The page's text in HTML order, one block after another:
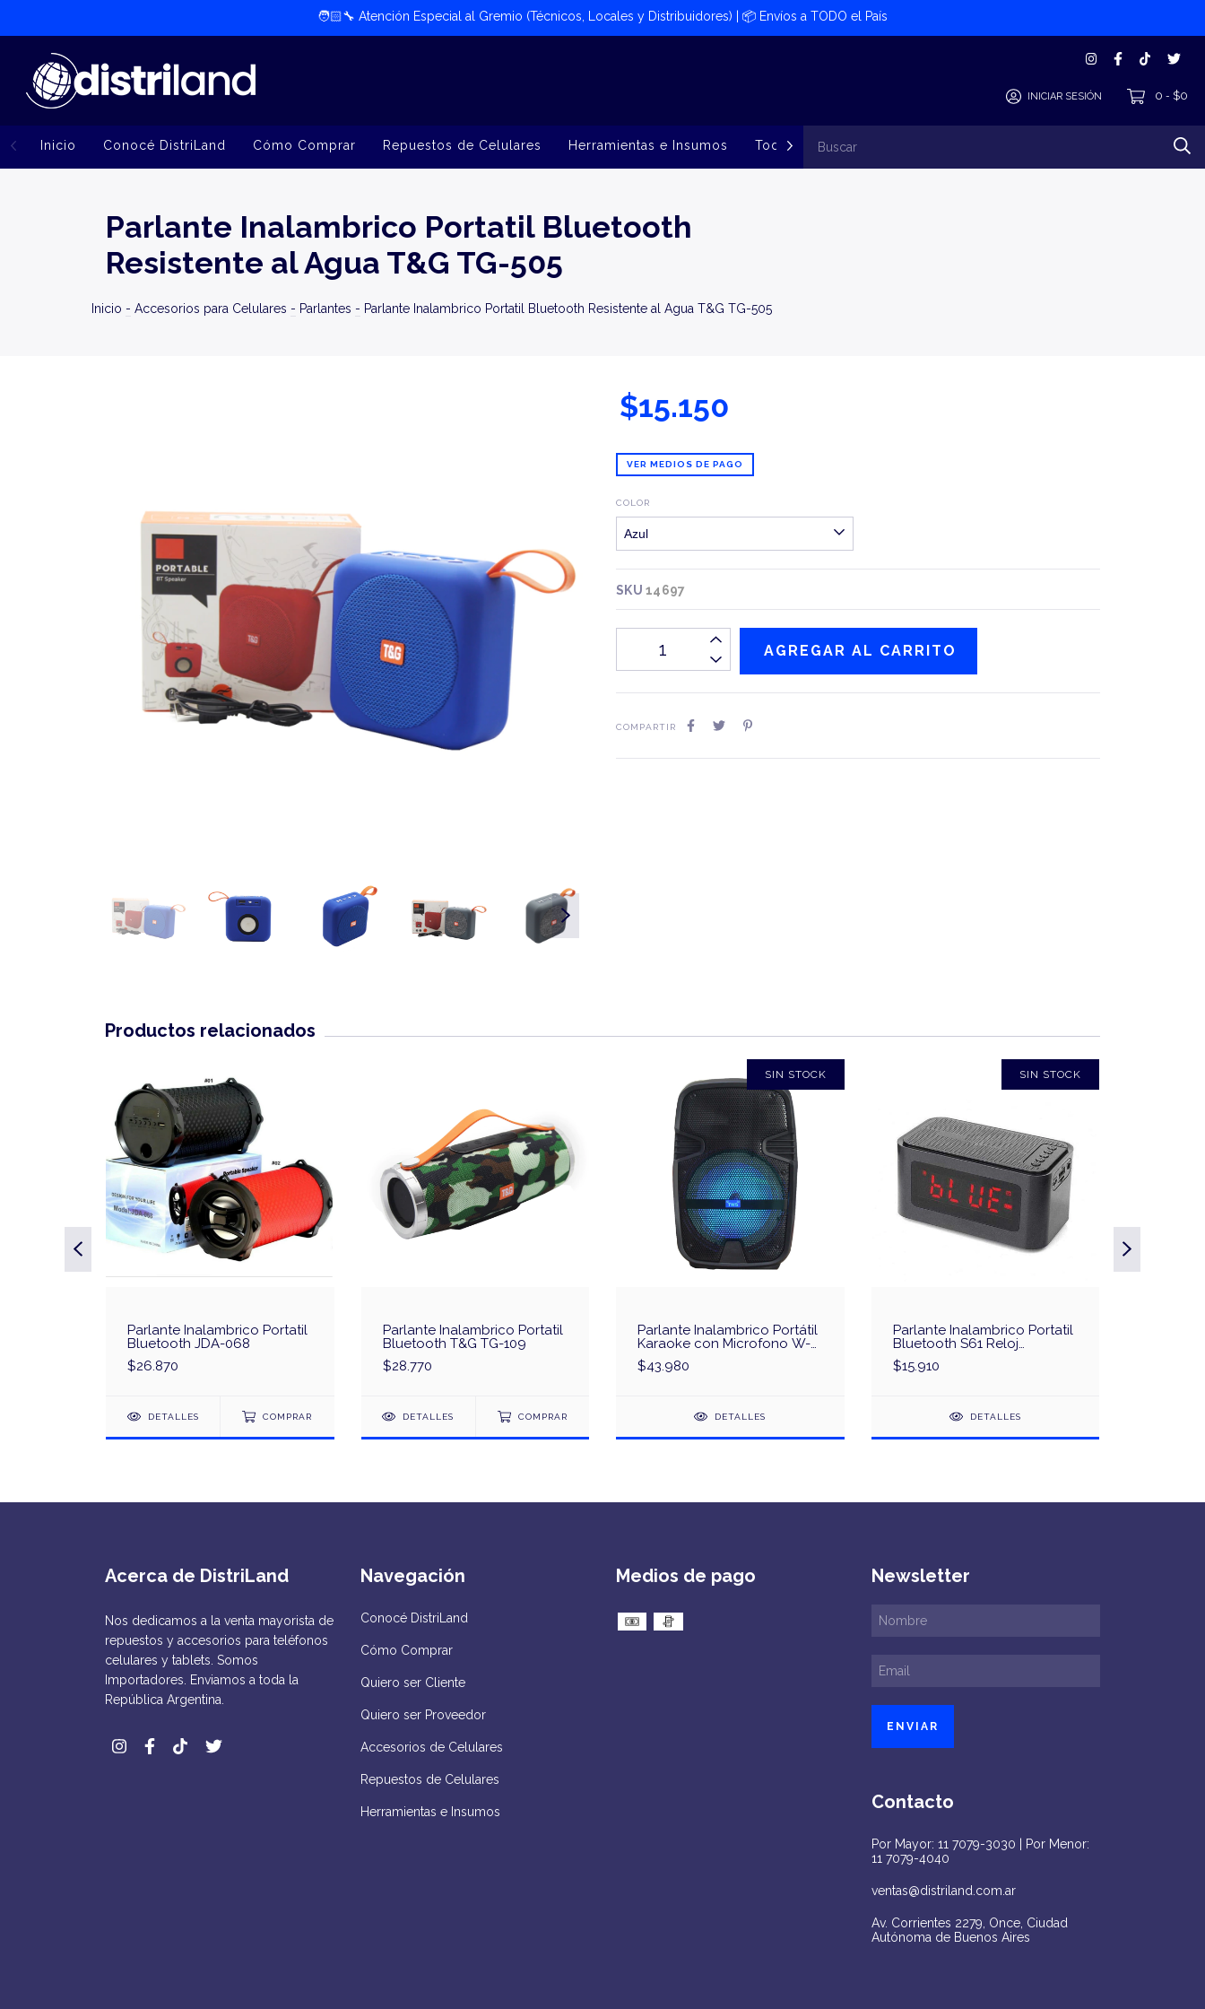
🧑🏻‍🔧​ Atención Especial al Gremio (Técnicos, Locales y Distribuidores) | 📦​ Envíos a TODO el País
INICIAR SESIÓN 0 - $0
Inicio Conocé DistriLand Cómo Comprar Repuestos de Celulares Herramientas e Insumos Todos los Productos
Parlante Inalambrico Portatil Bluetooth
Resistente al Agua T&G TG-505
Inicio - Accesorios para Celulares - Parlantes - Parlante Inalambrico Portatil Bluetooth Resistente al Agua T&G TG-505
$15.150
VER MEDIOS DE PAGO
COLOR
SKU14697
COMPARTIR
Productos relacionados
Parlante Inalambrico Portatil
Bluetooth JDA-068
$26.870
DETALLES COMPRAR
Parlante Inalambrico Portatil
Bluetooth T&G TG-109
$28.770
DETALLES COMPRAR
SIN STOCK
Parlante Inalambrico Portátil
Karaoke con Microfono W-
6008
$43.980
DETALLES
SIN STOCK
Parlante Inalambrico Portatil
Bluetooth S61 Reloj
Despertador
$15.910
DETALLES
Acerca de DistriLand
Nos dedicamos a la venta mayorista de
repuestos y accesorios para teléfonos
celulares y tablets. Somos
Importadores. Enviamos a toda la
República Argentina.
Navegación
Conocé DistriLand
Cómo Comprar
Quiero ser Cliente
Quiero ser Proveedor
Accesorios de Celulares
Repuestos de Celulares
Herramientas e Insumos
Medios de pago Newsletter
Contacto
Por Mayor: 11 7079-3030 | Por Menor:
11 7079-4040
ventas@distriland.com.ar
Av. Corrientes 2279, Once, Ciudad
Autónoma de Buenos Aires